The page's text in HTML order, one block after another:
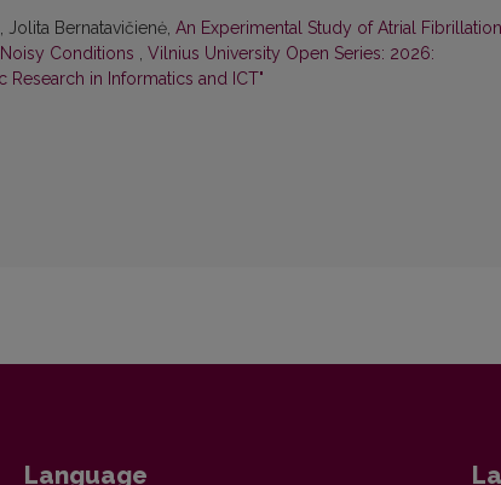
Jolita Bernatavičienė, An Experimental Study of Atrial Fibrillation
Conditions , Vilnius University Open Series: 2026:
Research in Informatics and ICT"
Language